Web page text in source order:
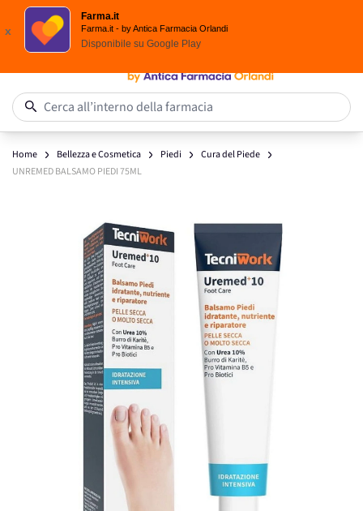
x
Farma.it
Farma.it - by Antica Farmacia Orlandi
Disponibile su Google Play
Salta al contenuto
Cerca all’interno della farmacia
Home Bellezza e Cosmetica Piedi
Cura del Piede
UNREMED BALSAMO PIEDI 75ML